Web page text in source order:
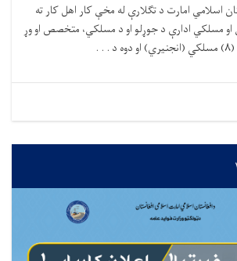
اسلامي امارت د تگلارې له مخې کار اهل کار ته
او مسلکي ادارې د جوړلو او د مسلکي، متخصص او وړ
(۸) مسلكي (انجنيري) او دوه د . . .